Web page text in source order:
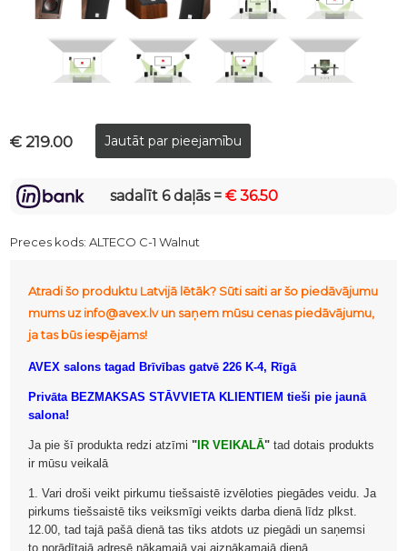
€ 219.00
sadalīt 6 daļās =€ 36.50
Preces kods:ALTECO C-1 Walnut
Atradi šo produktu Latvijā lētāk? Sūti saiti ar šo piedāvājumu
mums uz info@avex.lv un saņem mūsu cenas piedāvājumu,
ja tas būs iespējams!
AVEX salons tagad Brīvības gatvē 226 K-4, Rīgā
Privāta BEZMAKSAS STĀVVIETA KLIENTIEM tieši pie jaunā
salona!
Ja pie šī produkta redzi atzīmi " IR VEIKALĀ" tad dotais produkts
ir mūsu veikalā
1. Vari droši veikt pirkumu tiešsaistē izvēloties piegādes veidu. Ja
pirkums tiešsaistē tiks veiksmīgi veikts darba dienā līdz plkst.
12.00, tad tajā pašā dienā tas tiks atdots uz piegādi un saņemsi
to norādītajā adresē nākamajā vai aiznākamajā dienā